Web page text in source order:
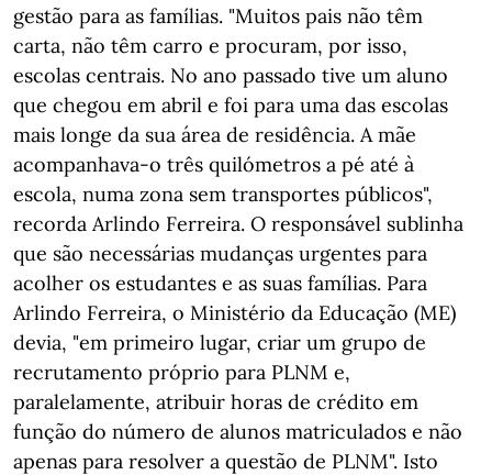
gestão para as famílias. "Muitos pais não têm
carta, não têm carro e procuram, por isso,
escolas centrais. No ano passado tive um aluno
que chegou em abril e foi para uma das escolas
mais longe da sua área de residência. A mãe
acompanhava-o três quilómetros a pé até à
escola, numa zona sem transportes públicos",
recorda Arlindo Ferreira. O responsável sublinha
que são necessárias mudanças urgentes para
acolher os estudantes e as suas famílias. Para
Arlindo Ferreira, o Ministério da Educação (ME)
devia, "em primeiro lugar, criar um grupo de
recrutamento próprio para PLNM e,
paralelamente, atribuir horas de crédito em
função do número de alunos matriculados e não
apenas para resolver a questão de PLNM". Isto